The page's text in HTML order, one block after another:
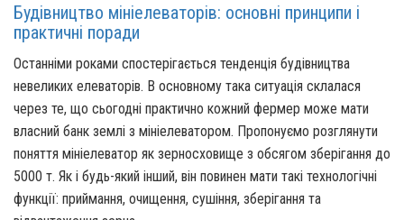
Будівництво мініелеваторів: основні принципи і
практичні поради
Останніми роками спостерігається тенденція будівництва
невеликих елеваторів. В основному така ситуація склалася
через те, що сьогодні практично кожний фермер може мати
власний банк землі з мініелеватором. Пропонуємо розглянути
поняття мініелеватор як зерносховище з обсягом зберігання до
5000 т. Як і будь-який інший, він повинен мати такі технологічні
функції: приймання, очищення, сушіння, зберігання та